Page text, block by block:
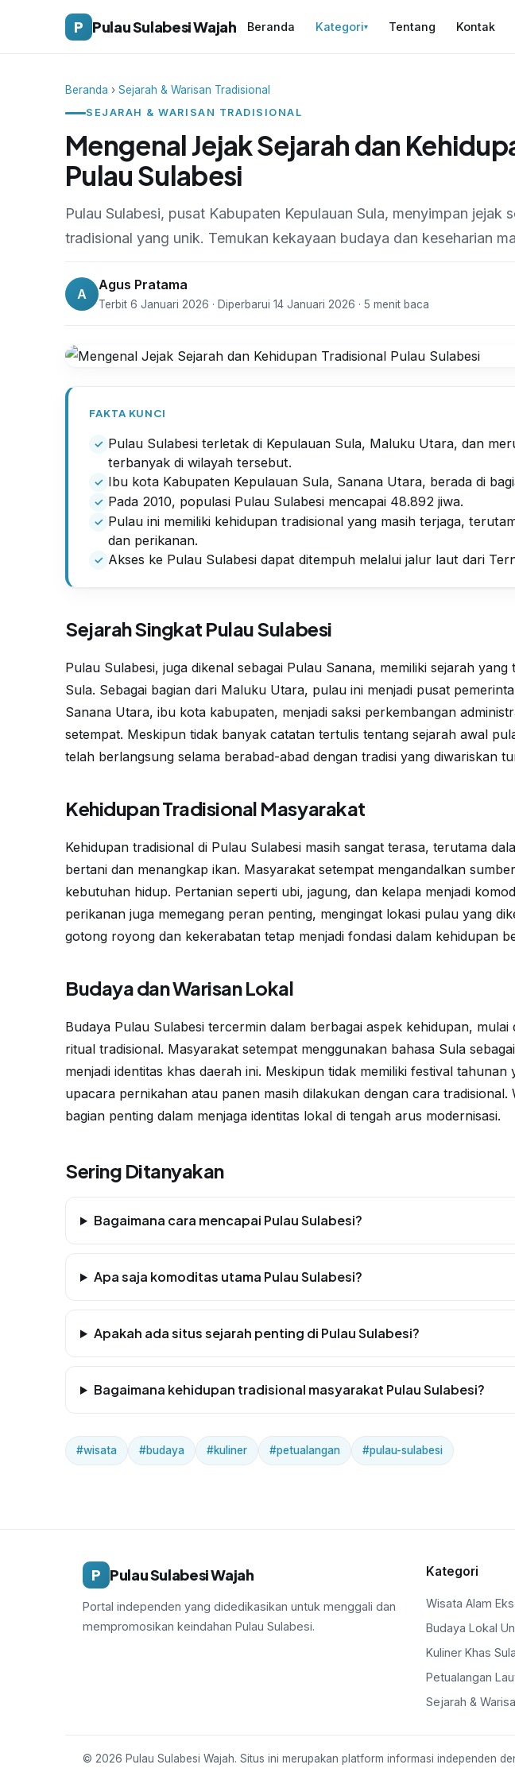
P Pulau Sulabesi Wajah Beranda Kategori▾ Tentang Kontak
Beranda › Sejarah & Warisan Tradisional
SEJARAH & WARISAN TRADISIONAL
Mengenal Jejak Sejarah dan
Pulau Sulabesi
Pulau Sulabesi, pusat Kabupaten Kepulauan Sula, menyimpan jejak
tradisional yang unik. Temukan kekayaan budaya dan keseharian
A
Agus Pratama
Terbit 6 Januari 2026 · Diperbarui 14 Januari 2026 · 5 menit baca
FAKTA KUNCI
Pulau Sulabesi terletak di Kepulauan Sula, Maluku Utara, dan
terbanyak di wilayah tersebut.
Ibu kota Kabupaten Kepulauan Sula, Sanana Utara, berada di
Pada 2010, populasi Pulau Sulabesi mencapai 48.892 jiwa.
Pulau ini memiliki kehidupan tradisional yang masih terjaga,
dan perikanan.
Akses ke Pulau Sulabesi dapat ditempuh melalui jalur laut dari
Sejarah Singkat Pulau Sulabesi
Pulau Sulabesi, juga dikenal sebagai Pulau Sanana, memiliki sejarah
Sula. Sebagai bagian dari Maluku Utara, pulau ini menjadi pusat
Sanana Utara, ibu kota kabupaten, menjadi saksi perkembangan
setempat. Meskipun tidak banyak catatan tertulis tentang sejarah awal
telah berlangsung selama berabad-abad dengan tradisi yang diwariskan
Kehidupan Tradisional Masyarakat
Kehidupan tradisional di Pulau Sulabesi masih sangat terasa, terutama
bertani dan menangkap ikan. Masyarakat setempat mengandalkan
kebutuhan hidup. Pertanian seperti ubi, jagung, dan kelapa menjadi
perikanan juga memegang peran penting, mengingat lokasi pulau yang
gotong royong dan kekerabatan tetap menjadi fondasi dalam kehidupan
Budaya dan Warisan Lokal
Budaya Pulau Sulabesi tercermin dalam berbagai aspek kehidupan, mulai
ritual tradisional. Masyarakat setempat menggunakan bahasa Sula
menjadi identitas khas daerah ini. Meskipun tidak memiliki festival
upacara pernikahan atau panen masih dilakukan dengan cara tradisional.
bagian penting dalam menjaga identitas lokal di tengah arus modernisasi.
Sering Ditanyakan
Bagaimana cara mencapai Pulau Sulabesi?
Apa saja komoditas utama Pulau Sulabesi?
Apakah ada situs sejarah penting di Pulau Sulabesi?
Bagaimana kehidupan tradisional masyarakat Pulau Sulabesi?
#wisata #budaya #kuliner #petualangan #pulau-sulabesi
P Pulau Sulabesi Wajah
Portal independen yang didedikasikan untuk menggali dan
mempromosikan keindahan Pulau Sulabesi.
Kategori
Wisata Alam
Budaya Lokal
Kuliner Khas
Petualangan
Sejarah &
© 2026 Pulau Sulabesi Wajah. Situs ini merupakan platform informasi independen